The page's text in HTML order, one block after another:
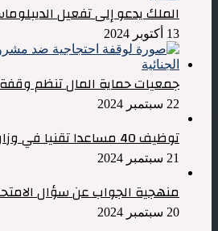
الملك يدعو إلى تفعيل
13 أكتوبر 2024
جمعيات حماية المال تنظم
22 سبتمبر 2024
توظيف 40 مساعدا تقنيا في وزارة الصحة
21 سبتمبر 2024
منهجية الجواب عن سؤال
20 سبتمبر 2024